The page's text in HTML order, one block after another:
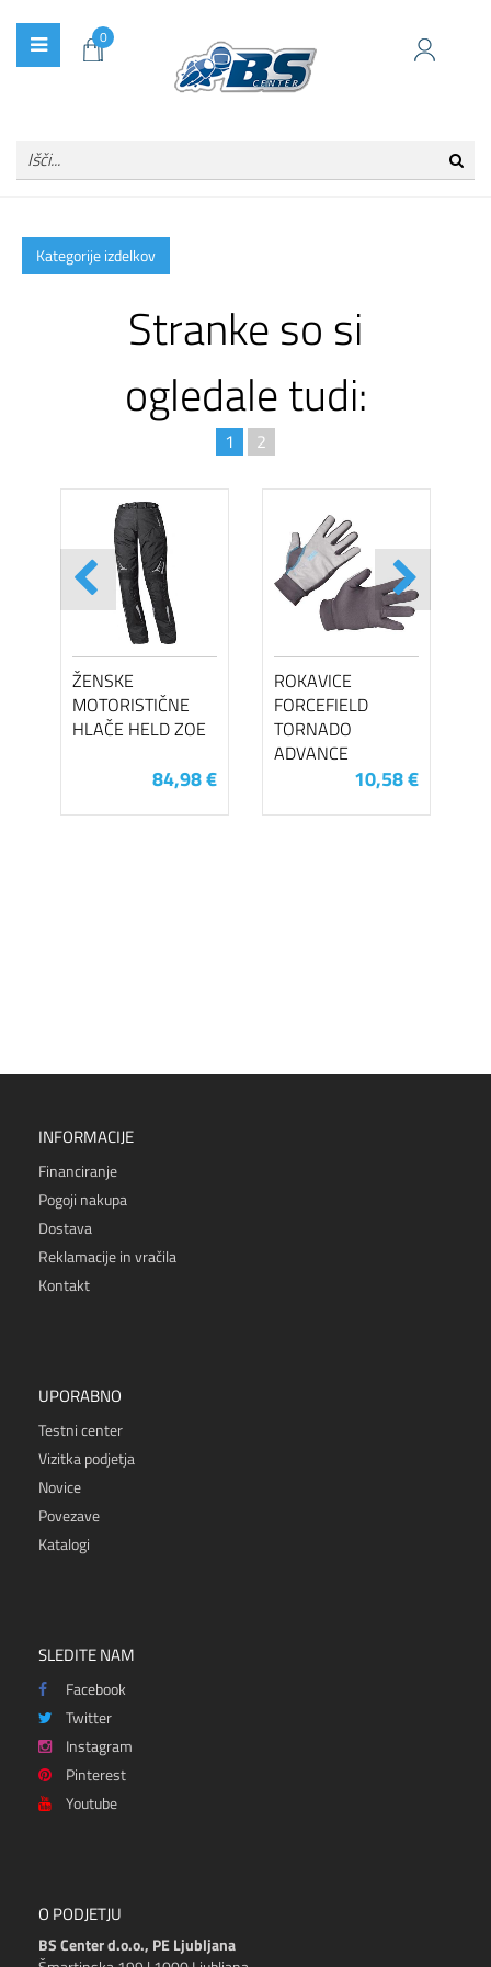
0
Kategorije izdelkov
Stranke so si
ogledale tudi:
1 2
ŽENSKE
MOTORISTIČNE
HLAČE HELD ZOE
84,98 €
ROKAVICE
FORCEFIELD
TORNADO
ADVANCE
10,58 €
INFORMACIJE
Financiranje
Pogoji nakupa
Dostava
Reklamacije in vračila
Kontakt
UPORABNO
Testni center
Vizitka podjetja
Novice
Povezave
Katalogi
SLEDITE NAM
Facebook
Twitter
Instagram
Pinterest
Youtube
O PODJETJU
BS Center d.o.o., PE Ljubljana